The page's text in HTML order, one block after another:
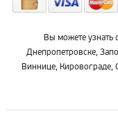
Вы можете узнать
Днепропетровске,
Виннице, Кировограде,